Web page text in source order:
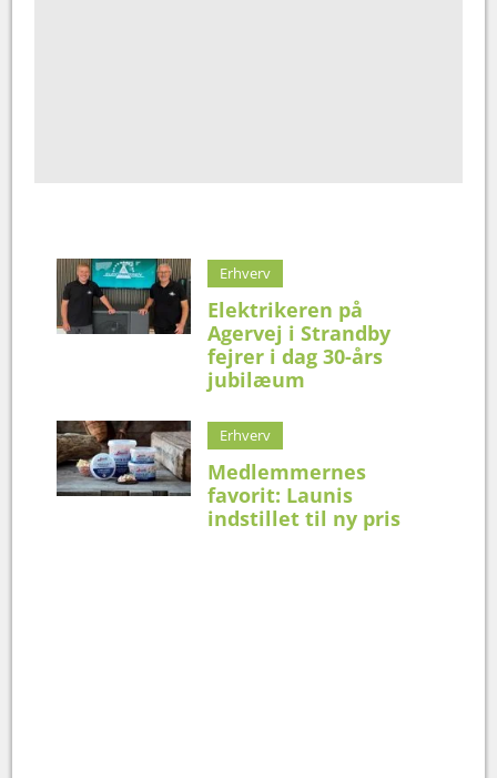
Erhverv
Elektrikeren på
Agervej i Strandby
fejrer i dag 30-års
jubilæum
Erhverv
Medlemmernes
favorit: Launis
indstillet til ny pris